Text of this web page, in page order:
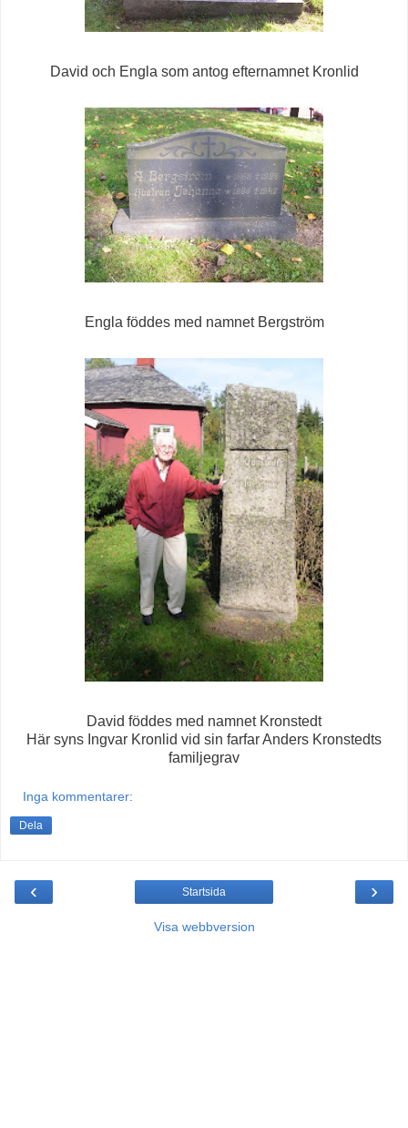
David och Engla som antog efternamnet Kronlid
Engla föddes med namnet Bergström
David föddes med namnet Kronstedt
Här syns Ingvar Kronlid vid sin farfar Anders Kronstedts
familjegrav
Inga kommentarer:
Dela
‹ ›
Startsida
Visa webbversion